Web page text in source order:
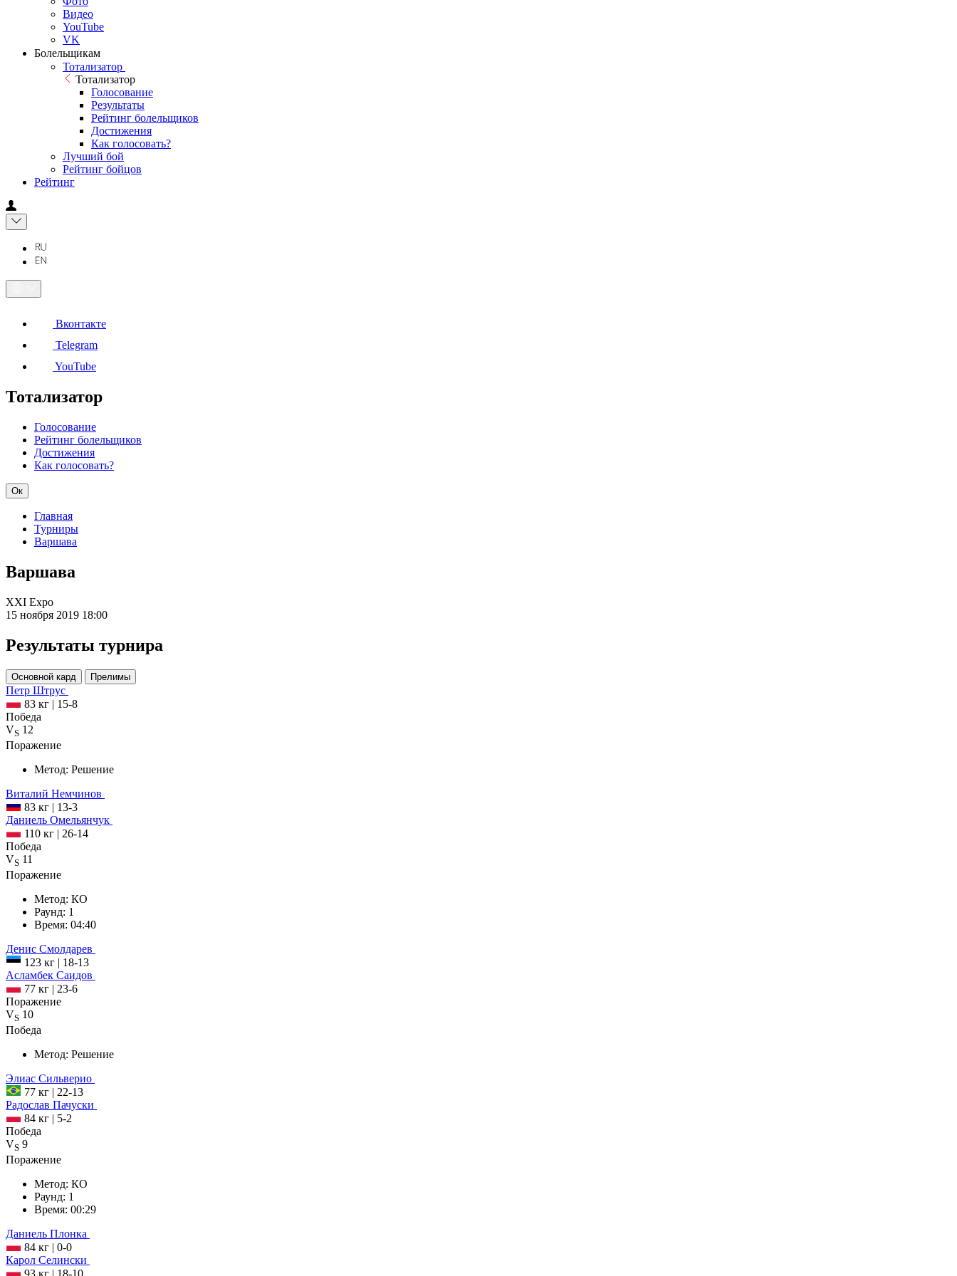
Видео
YouTube
VK
Болельщикам
Тотализатор
Тотализатор
Голосование
Результаты
Рейтинг болельщиков
Достижения
Как голосовать?
Лучший бой
Рейтинг бойцов
Рейтинг
Вконтакте
Telegram
YouTube
Тотализатор
Голосование
Рейтинг болельщиков
Достижения
Как голосовать?
Ок
Главная
Турниры
Варшава
Варшава
XXI Expo
15 ноября 2019 18:00
Результаты турнира
Основной кард Прелимы
Петр Штрус
83 кг | 15-8
Победа
VS 12
Поражение
Метод: Решение
Виталий Немчинов
83 кг | 13-3
Даниель Омельянчук
110 кг | 26-14
Победа
VS 11
Поражение
Метод: КО
Раунд: 1
Время: 04:40
Денис Смолдарев
123 кг | 18-13
Асламбек Саидов
77 кг | 23-6
Поражение
VS 10
Победа
Метод: Решение
Элиас Сильверио
77 кг | 22-13
Радослав Пачуски
84 кг | 5-2
Победа
VS 9
Поражение
Метод: КО
Раунд: 1
Время: 00:29
Даниель Плонка
84 кг | 0-0
Карол Селински